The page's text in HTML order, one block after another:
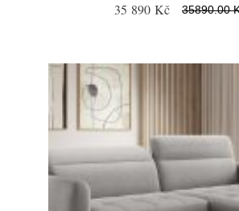
35 890 Kč 35890.00